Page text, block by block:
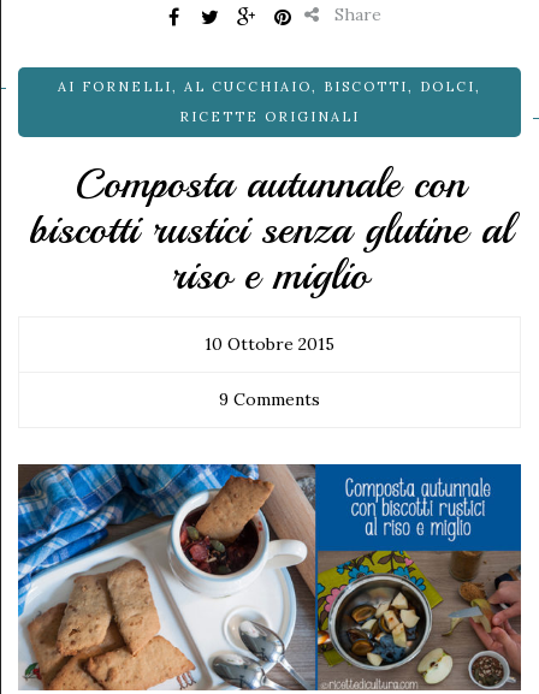
Share
AI FORNELLI, AL CUCCHIAIO, BISCOTTI, DOLCI,
RICETTE ORIGINALI
Composta autunnale con
biscotti rustici senza glutine al
riso e miglio
10 Ottobre 2015
9 Comments